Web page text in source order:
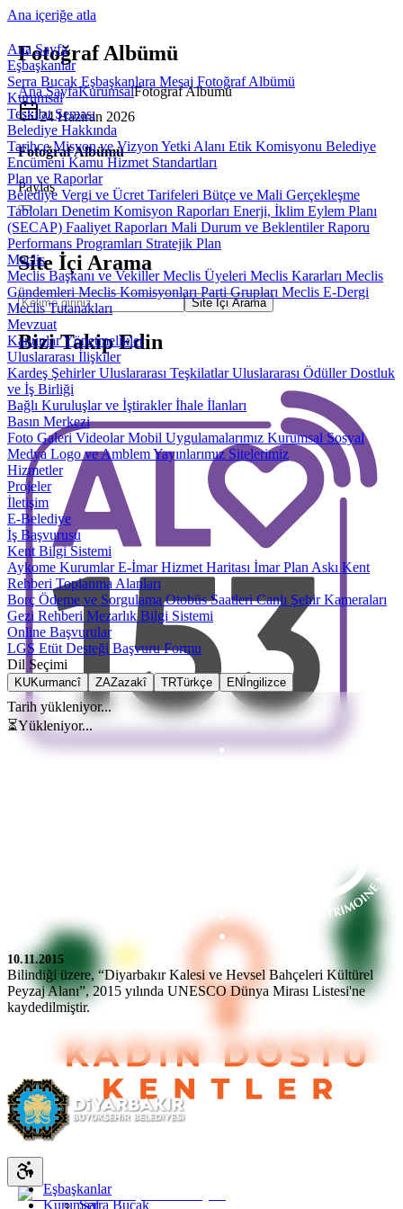
Ana içeriğe atla
Ana Sayfa
Eşbaşkanlar
Serra Bucak Eşbaşkanlara Mesaj Fotoğraf Albümü
Kurumsal
Teşkilat Şeması
Belediye Hakkında
Tarihçe Misyon ve Vizyon Yetki Alanı Etik Komisyonu Belediye
Encümeni Kamu Hizmet Standartları
Plan ve Raporlar
Belediye Vergi ve Ücret Tarifeleri Bütçe ve Mali Gerçekleşme
Tabloları Denetim Komisyon Raporları Enerji, İklim Eylem Planı
(SECAP) Faaliyet Raporları Mali Durum ve Beklentiler Raporu
Performans Programları Stratejik Plan
Meclis
Meclis Başkanı ve Vekiller Meclis Üyeleri Meclis Kararları Meclis
Gündemleri Meclis Komisyonları Parti Grupları Meclis E-Dergi
Meclis Tutanakları
Mevzuat
KanunlarYönetmelikler
Uluslararası İlişkiler
Kardeş Şehirler Uluslararası Teşkilatlar Uluslararası Ödüller Dostluk
ve İş Birliği
Bağlı Kuruluşlar ve İştirakler İhale İlanları
Basın Merkezi
Foto Galeri Videolar Mobil Uygulamalarımız Kurumsal Sosyal
Medya Logo ve AmblemYayınlarımız Sitelerimiz
Hizmetler
Projeler
İletişim
E-Belediye
İş Başvurusu
Kent Bilgi Sistemi
Aykome Kurumlar E-İmar Hizmet Haritası İmar Plan Askı Kent
Rehberi Toplanma Alanları
Borç Ödeme ve Sorgulama Otobüs Saatleri Canlı Şehir Kameraları
Gezi Rehberi Mezarlık Bilgi Sistemi
Online Başvurular
LGS Etüt Desteği Başvuru Formu
Dil Seçimi
KUKurmancî ZAZazakî TRTürkçe EN İngilizce
Tarih yükleniyor...
⏳Yükleniyor...
10.11.2015
Bilindiği üzere, “Diyarbakır Kalesi ve Hevsel Bahçeleri Kültürel
Peyzaj Alanı”, 2015 yılında UNESCO Dünya Mirası Listesi'ne
kaydedilmiştir.
Eşbaşkanlar
Serra Bucak
Kurumsal
Fotoğraf Albümü
Ana SayfaKurumsalFotoğraf Albümü
Site İçi Arama
Site İçi Arama
Bizi Takip Edin
24 Haziran 2026
Fotoğraf Albümü
Paylaş